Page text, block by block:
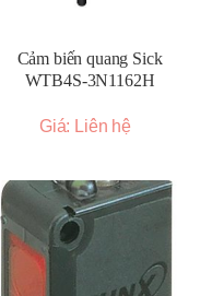
Cảm biến quang Sick
WTB4S-3N1162H
Giá: Liên hệ